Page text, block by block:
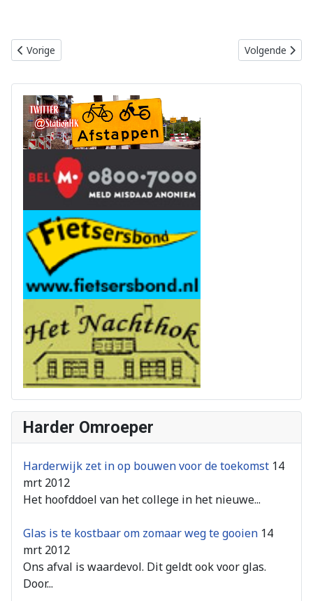
Vorig artikel: DrinkWaterWeek is gestart
Vorige Volgende
Volgende
Harder Omroeper
Harderwijk zet in op bouwen voor de toekomst 14
mrt 2012
Het hoofddoel van het college in het nieuwe...
Glas is te kostbaar om zomaar weg te gooien 14
mrt 2012
Ons afval is waardevol. Dit geldt ook voor glas.
Door...